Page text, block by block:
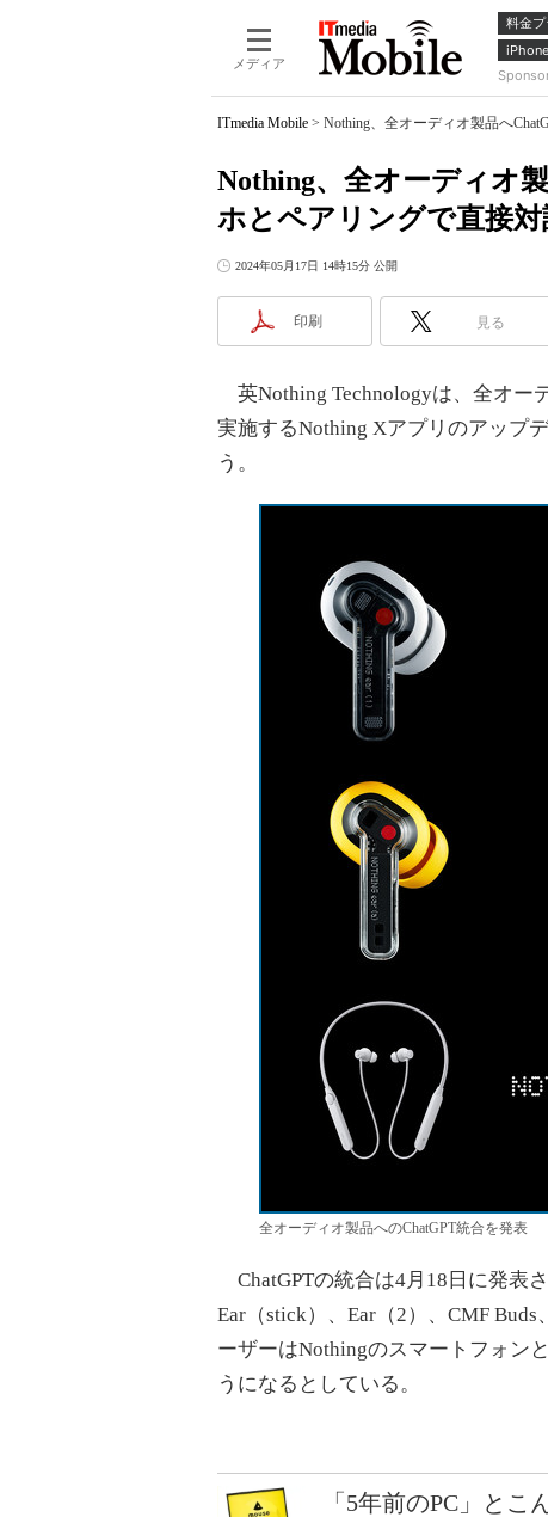
メディア
料金プ
iPhone
ITmedia Mobile > Nothing、全オーディオ製品へ
Nothing、全オーディオ
ホとペアリングで直接対
2024年05月17日 14時15分 公開
印刷 見る
英Nothing Technologyは、全オー
実施するNothing Xアプリのアップ
う。
全オーディオ製品へのChatGPT統合を発表
ChatGPTの統合は4月18日に発表
Ear（stick）、Ear（2）、CMF Buds
ーザーはNothingのスマートフォン
うになるとしている。
「5年前のPC」と